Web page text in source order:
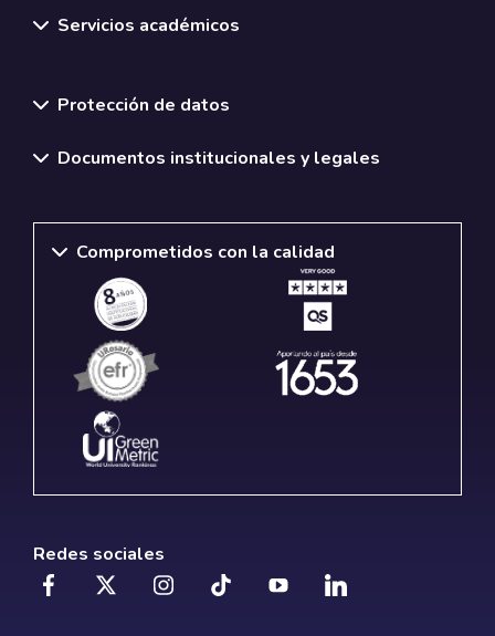
Servicios académicos
Protección de datos
Documentos institucionales y legales
Comprometidos con la calidad
Redes sociales